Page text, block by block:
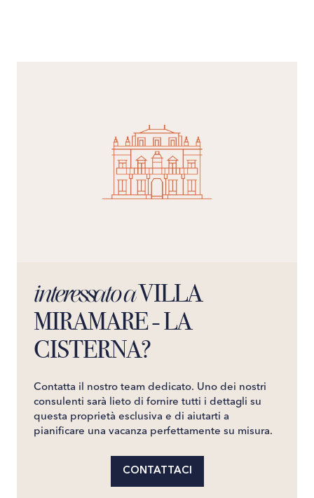
interessato aVILLA
MIRAMARE - LA
CISTERNA?
Contatta il nostro team dedicato. Uno dei nostri
consulenti sarà lieto di fornire tutti i dettagli su
questa proprietà esclusiva e di aiutarti a
pianificare una vacanza perfettamente su misura.
CONTATTACI